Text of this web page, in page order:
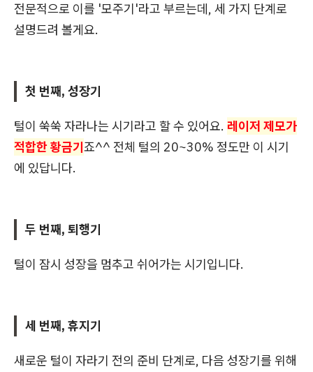
전문적으로 이를 '모주기'라고 부르는데, 세 가지 단계로
설명드려 볼게요.
첫 번째, 성장기
털이 쑥쑥 자라나는 시기라고 할 수 있어요. 레이저 제모가
적합한 황금기죠^^ 전체 털의 20~30% 정도만 이 시기
에 있답니다.
두 번째, 퇴행기
털이 잠시 성장을 멈추고 쉬어가는 시기입니다.
세 번째, 휴지기
새로운 털이 자라기 전의 준비 단계로, 다음 성장기를 위해